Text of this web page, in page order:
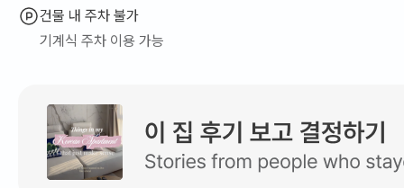
건물 내 주차 불가
기계식 주차 이용 가능